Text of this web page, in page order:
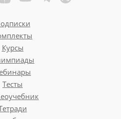
Курсы
Тесты